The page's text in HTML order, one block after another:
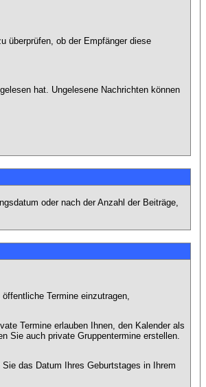
überprüfen, ob der Empfänger diese
hat. Ungelesene Nachrichten können
oder nach der Anzahl der Beiträge,
Termine einzutragen,
Termine erlauben Ihnen, den Kalender als
Sie auch private Gruppentermine erstellen.
das Datum Ihres Geburtstages in Ihrem